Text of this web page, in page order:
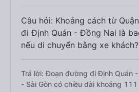
Câu hỏi: Khoảng cách từ
đi Định Quán - Đồng Nai là
nếu di chuyển bằng xe khách?
Trả lời: Đoạn đường đi Định Quán
- Sài Gòn có chiều dài khoảng 111